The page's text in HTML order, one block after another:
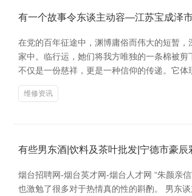
有一个故事令东谈主动容—江苏宝成泽
在党的百年征途中，渊博庸俗而伟大的短暂
家中。临行运，她们将我方唯独的一条棉被
不仅是一份慈祥，更是一种信仰的传递。它
维修资讯
有些男东酒|饮料及茶叶批发|宁德市豪
烟台招聘网-烟台英才网-烟台人才网 “朱颜亲
也激勉了很多对于热情真的性的斟酌。 男东